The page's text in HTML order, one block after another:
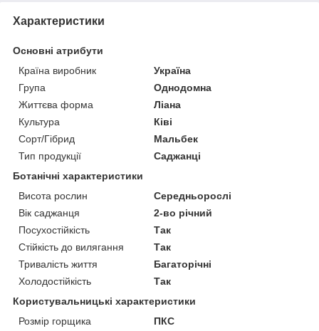
Характеристики
Основні атрибути
Країна виробник
Україна
Група
Однодомна
Життєва форма
Ліана
Культура
Ківі
Сорт/Гібрид
Мальбек
Тип продукції
Саджанці
Ботанічні характеристики
Висота рослин
Середньорослі
Вік саджанця
2-во річний
Посухостійкість
Так
Стійкість до вилягання
Так
Тривалість життя
Багаторічні
Холодостійкість
Так
Користувальницькі характеристики
Розмір горщика
ПКС